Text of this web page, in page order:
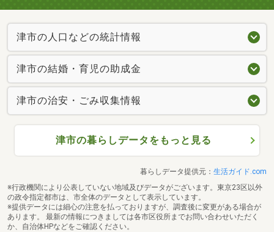
津市の人口などの統計情報
津市の結婚・育児の助成金
津市の治安・ごみ収集情報
津市の暮らしデータをもっと見る
暮らしデータ提供元： 生活ガイド.com
※行政機関により公表していない地域及びデータがございます。東京23区以外
の政令指定都市は、市全体のデータとして表示しています。
※提供データには細心の注意を払っておりますが、調査後に変更がある場合が
あります。 最新の情報につきましては各市区役所までお問い合わせいただく
か、自治体HPなどをご確認ください。